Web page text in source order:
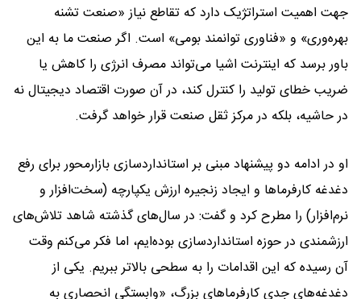
جهت اهمیت استراتژیک دارد که تقاطع نیاز «صنعت تشنه
بهره‌وری» و «فناوری توانمند بومی» است. اگر صنعت ما به این
باور برسد که اینترنت اشیا می‌تواند مصرف انرژی را کاهش یا
ضریب خطای تولید را کنترل کند، در آن صورت اقتصاد دیجیتال نه
در حاشیه، بلکه در مرکز ثقل صنعت قرار خواهد گرفت.
او در ادامه دو پیشنهاد مبنی بر استانداردسازی بازار‌محور برای رفع
دغدغه کارفرماها و ایجاد زنجیره ارزش یکپارچه (سخت‌افزار و
نرم‌افزار) را مطرح کرد و گفت: در سال‌های گذشته شاهد تلاش‌های
ارزشمندی در حوزه استانداردسازی بوده‌ایم، اما فکر می‌کنم وقت
آن رسیده که این اقدامات را به سطحی بالاتر ببریم. یکی از
دغدغه‌های جدی کارفرماهای بزرگ، «وابستگی انحصاری به